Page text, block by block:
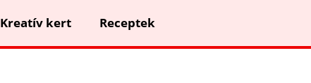
Kreatív kert Receptek